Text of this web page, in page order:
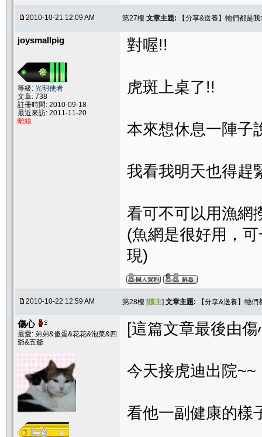
2010-10-21 12:09 AM 第27樓 文章主題: 【分享&送養】牠們都是
joysmallpig
等級: 光明使者
文章: 738
註冊時間: 2010-09-18
最近來訪: 2011-11-20
離線
對喔!!
虎斑上桌了!!
本來想休息一陣子
我看我明天也得趕
看可不可以用漁網
(魚網是很好用，
現)
2010-10-22 12:59 AM 第28樓 [樓主] 文章主題: 【分享&送養】牠
傷心
最愛: 弟弟&傻蛋&花花&泡菜&四
爺&五爺
[這篇文章最後由
今天接虎迪出院~~
看他一副健康的樣